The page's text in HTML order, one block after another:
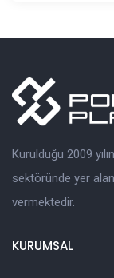
Kurulduğu 2009
sektöründe yer
vermektedir.
KURUMSAL